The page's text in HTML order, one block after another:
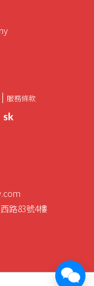
服務條款
路83號4樓